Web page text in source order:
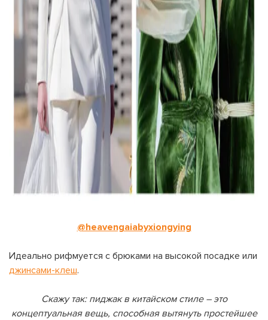
@heavengaiabyxiongying
Идеально рифмуется с брюками на высокой посадке или
джинсами-клеш.
Скажу так: пиджак в китайском стиле – это
концептуальная вещь, способная вытянуть простейшее